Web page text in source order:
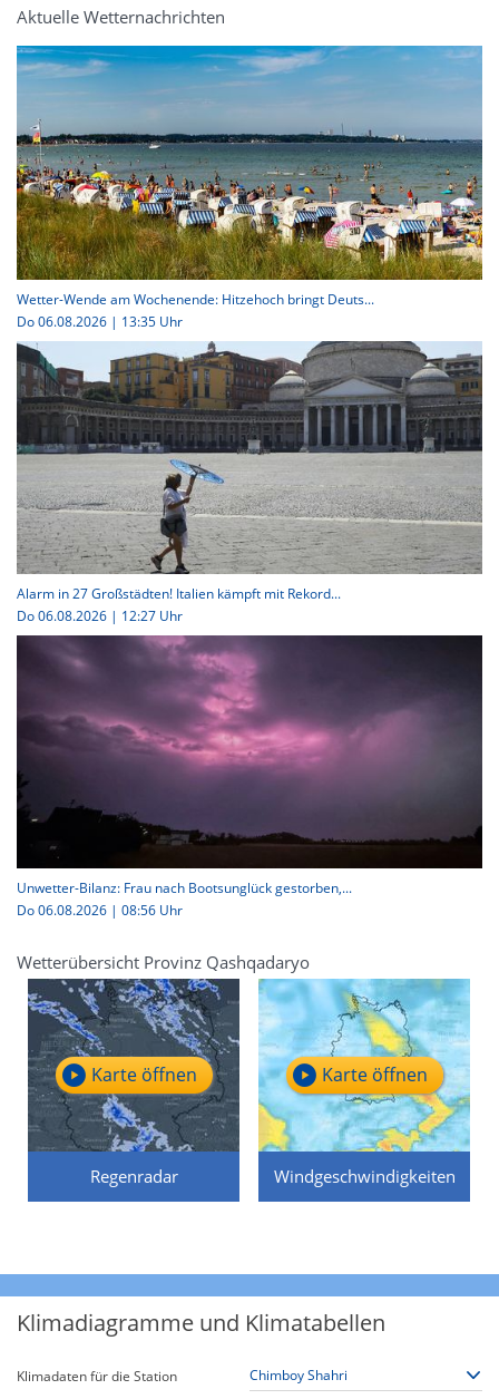
Aktuelle Wetternachrichten
Wetter-Wende am Wochenende: Hitzehoch bringt Deuts...
Do 06.08.2026 | 13:35 Uhr
Alarm in 27 Großstädten! Italien kämpft mit Rekord...
Do 06.08.2026 | 12:27 Uhr
Unwetter-Bilanz: Frau nach Bootsunglück gestorben,...
Do 06.08.2026 | 08:56 Uhr
Wetterübersicht Provinz Qashqadaryo
Regenradar
Karte öffnen
Windgeschwindigkeiten
Karte öffnen
Klimadiagramme und Klimatabellen
Klimadaten für die Station